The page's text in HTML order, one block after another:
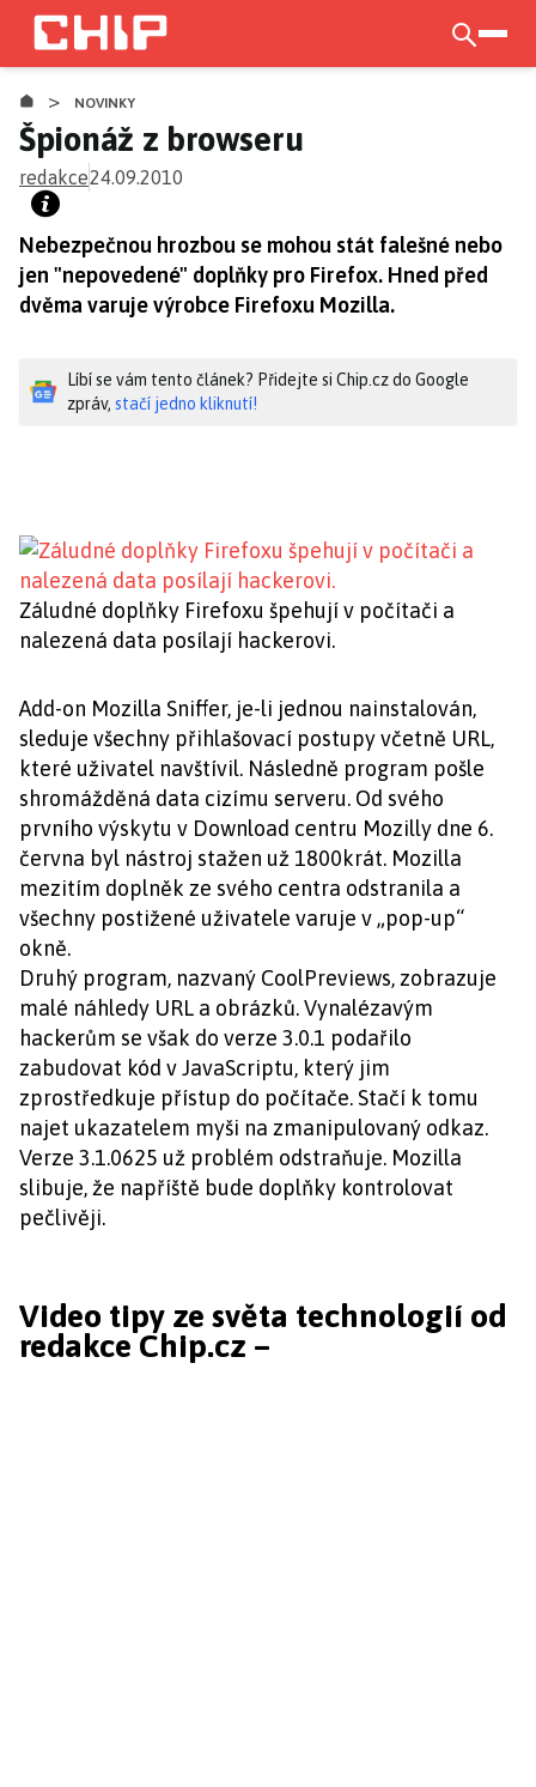
Přejít
hlavnímu
obsahu
> NOVINKY
Špionáž z browseru
redakce24.09.2010
Nebezpečnou hrozbou se mohou stát falešné nebo
jen "nepovedené" doplňky pro Firefox. Hned před
dvěma varuje výrobce Firefoxu Mozilla.
Líbí se vám tento článek? Přidejte si Chip.cz do Google
zpráv, stačí jedno kliknutí!
Záludné doplňky Firefoxu špehují v počítači a
nalezená data posílají hackerovi.
Add-on Mozilla Sniffer, je-li jednou nainstalován,
sleduje všechny přihlašovací postupy včetně URL,
které uživatel navštívil. Následně program pošle
shromážděná data cizímu serveru. Od svého
prvního výskytu v Download centru Mozilly dne 6.
června byl nástroj stažen už 1800krát. Mozilla
mezitím doplněk ze svého centra odstranila a
všechny postižené uživatele varuje v „pop-up“
okně.
Druhý program, nazvaný CoolPreviews, zobrazuje
malé náhledy URL a obrázků. Vynalézavým
hackerům se však do verze 3.0.1 podařilo
zabudovat kód v JavaScriptu, který jim
zprostředkuje přístup do počítače. Stačí k tomu
najet ukazatelem myši na zmanipulovaný odkaz.
Verze 3.1.0625 už problém odstraňuje. Mozilla
slibuje, že napříště bude doplňky kontrolovat
pečlivěji.
Video tipy ze světa technologií od
redakce Chip.cz –